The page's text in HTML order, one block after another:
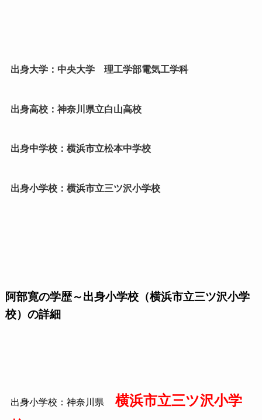
出身大学：中央大学 理工学部電気工学科
出身高校：神奈川県立白山高校
出身中学校：横浜市立松本中学校
出身小学校：横浜市立三ツ沢小学校
阿部寛の学歴～出身小学校（横浜市立三ツ沢小学
校）の詳細
出身小学校：神奈川県
横浜市立三ツ沢小学